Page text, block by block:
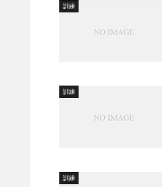
訓練
訓練
訓練